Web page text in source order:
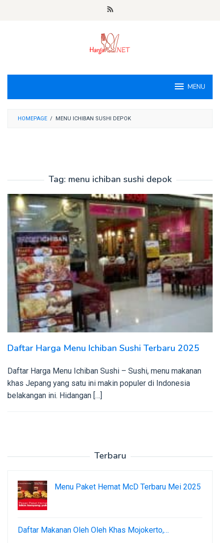
MENU
HOMEPAGE / MENU ICHIBAN SUSHI DEPOK
Tag: menu ichiban sushi depok
Daftar Harga Menu Ichiban Sushi Terbaru 2025
Daftar Harga Menu Ichiban Sushi – Sushi, menu makanan
khas Jepang yang satu ini makin populer di Indonesia
belakangan ini. Hidangan […]
Terbaru
Menu Paket Hemat McD Terbaru Mei 2025
Daftar Makanan Oleh Oleh Khas Mojokerto,…